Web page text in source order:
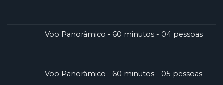
Voo Panorâmico - 60 minutos - 04 pessoas
Voo Panorâmico - 60 minutos - 05 pessoas